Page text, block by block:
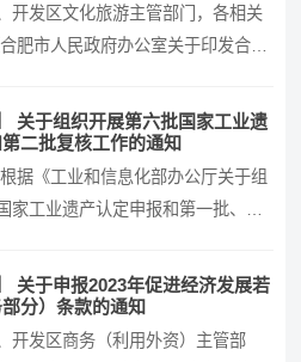
开发区文化旅游主管部门，各相关
肥市人民政府办公室关于印发合肥
关于组织开展第六批国家工业遗
二批复核工作的通知
据《工业和信息化部办公厅关于组
家工业遗产认定申报和第一批、第
关于申报2023年促进经济发展若
分）条款的通知
开发区商务（利用外资）主管部